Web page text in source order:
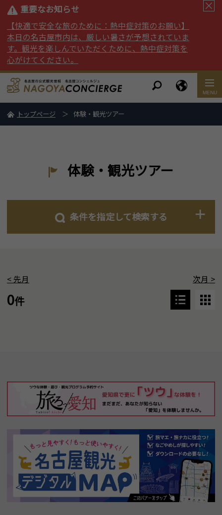
重要なお知らせ
【快適で安全な旅のために：熱中症対策のお願い】
本日の名古屋市内は、厳しい暑さが予想されていま
す。観光を楽しんでいただくために、熱中症対策を
心がけてください。
トップページ 体験・観光ツアー
体験・観光ツアー
条件を指定して検索する
< 先月 次月 >
0件